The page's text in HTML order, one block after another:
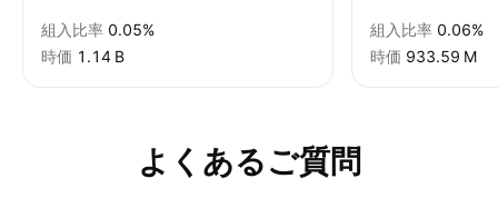
組入比率 0.05%
時価 ‪1.14 B‬
組入比率 0.06%
時価 ‪933.59 M‬
よくあるご質問